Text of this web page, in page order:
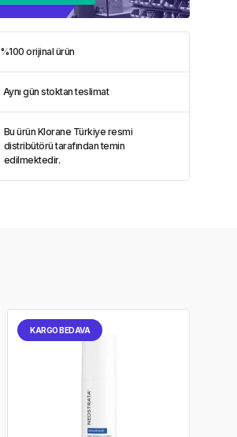
%100 orijinal ürün
Aynı gün stoktan teslimat
Bu ürün Klorane Türkiye resmi
distribütörü tarafından temin
edilmektedir.
KARGO BEDAVA